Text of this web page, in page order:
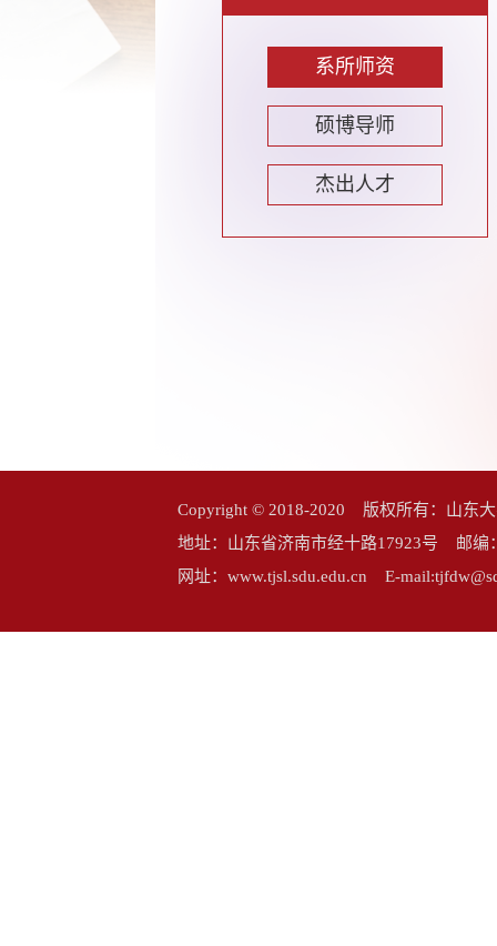
系所师资
硕博导师
杰出人才
Copyright © 2018-2020 版权所有：山东
地址：山东省济南市经十路17923号 邮
网址：www.tjsl.sdu.edu.cn E-